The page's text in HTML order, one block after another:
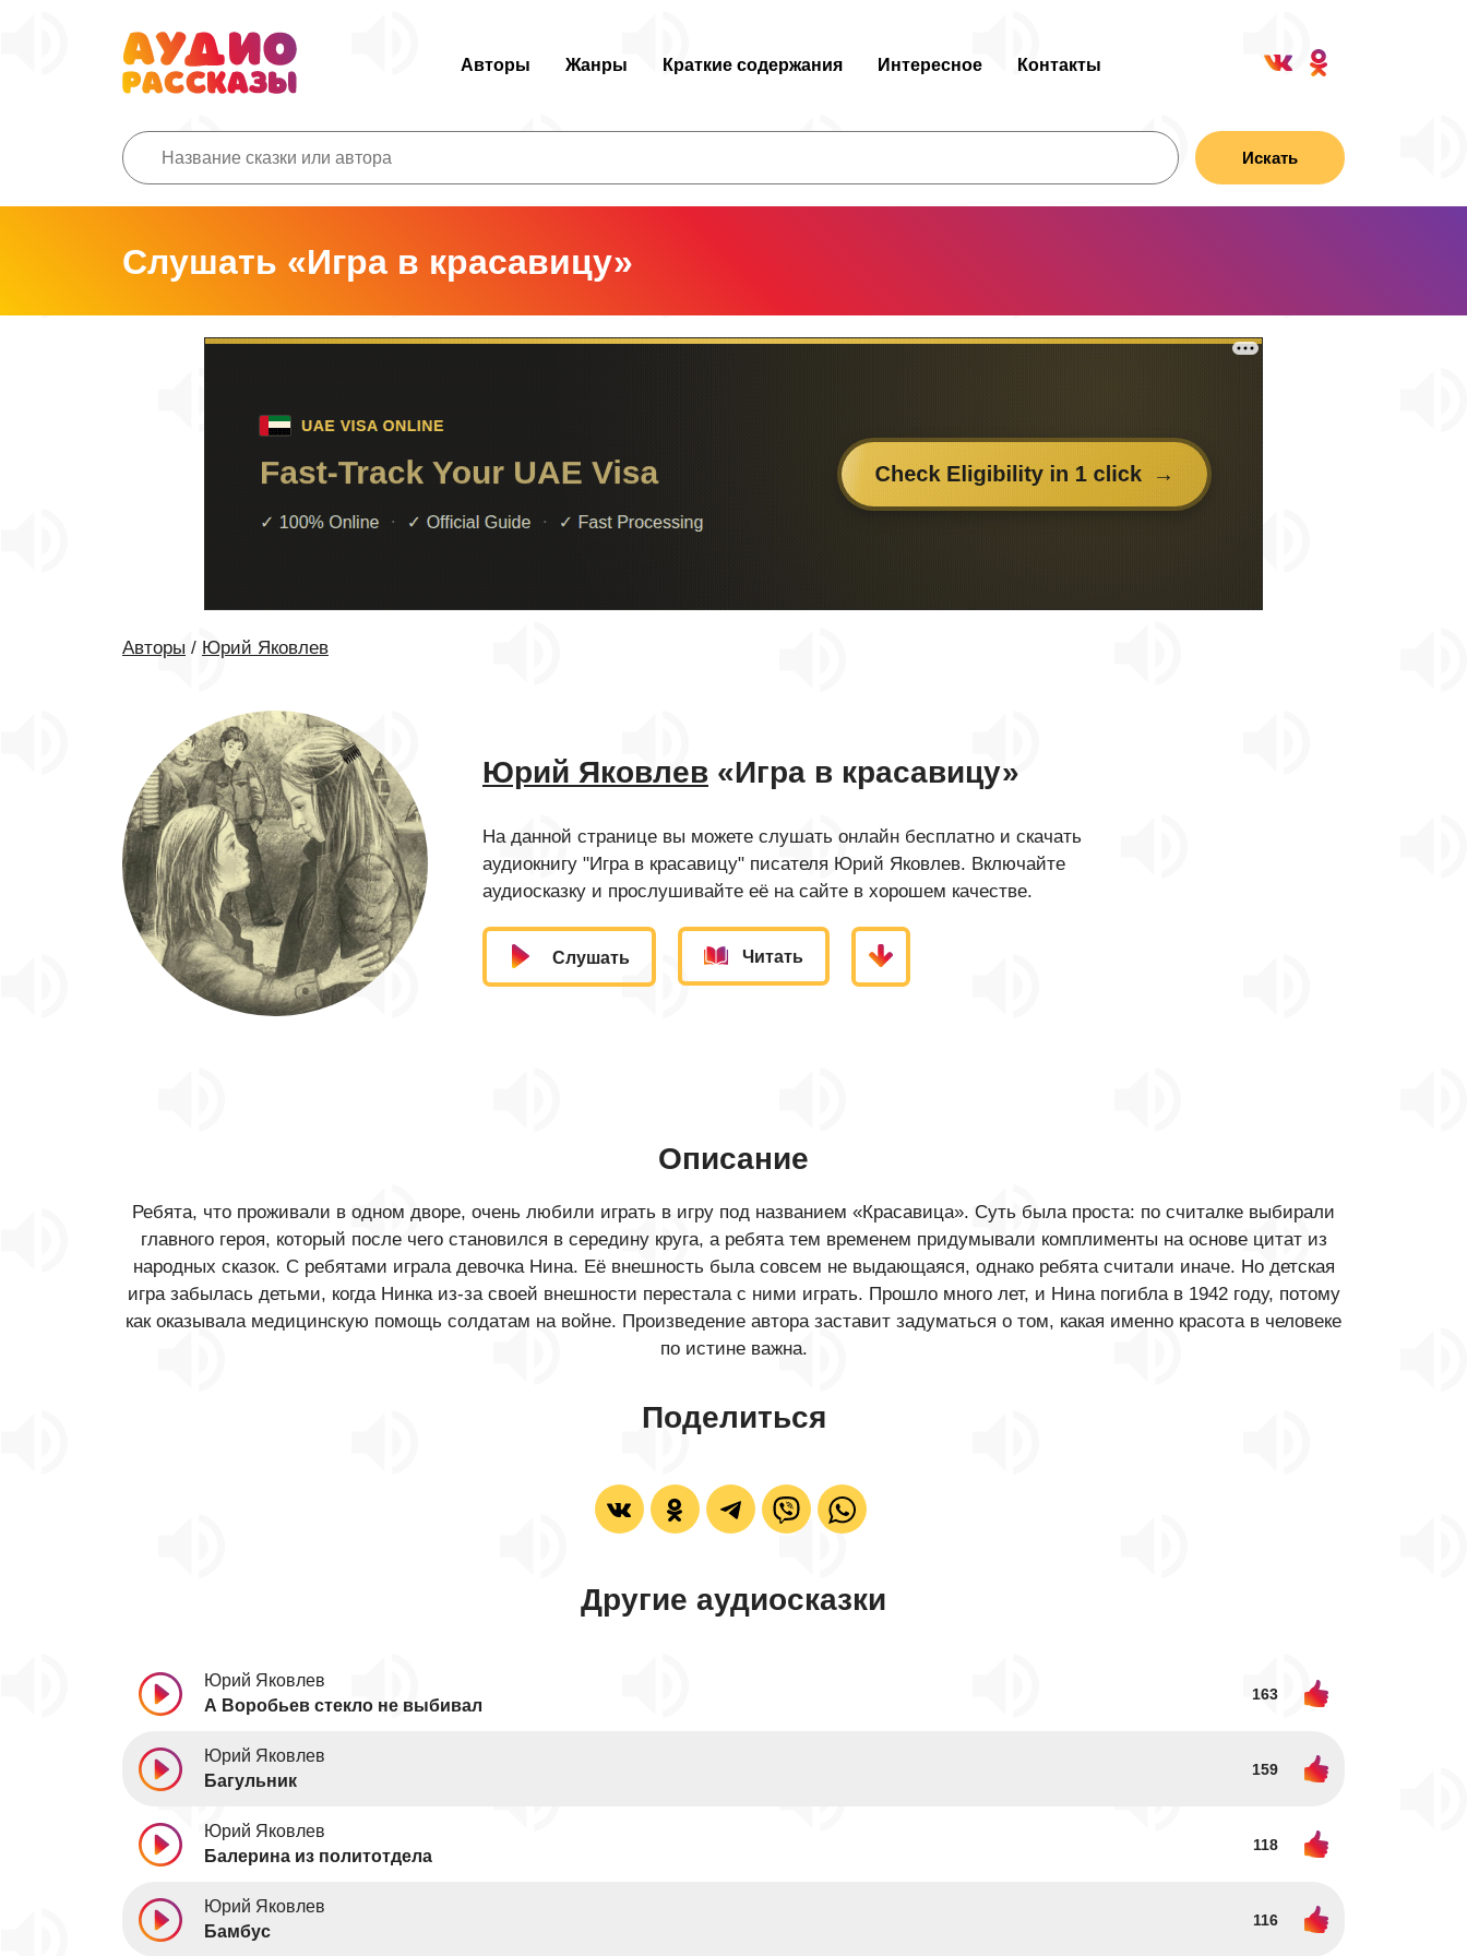
Авторы Жанры Краткие содержания Интересное Контакты
Искать
Слушать «Игра в красавицу»
Авторы / Юрий Яковлев
Юрий Яковлев «Игра в красавицу»
На данной странице вы можете слушать онлайн бесплатно и скачать
аудиокнигу "Игра в красавицу" писателя Юрий Яковлев. Включайте
аудиосказку и прослушивайте её на сайте в хорошем качестве.
Слушать Читать
Описание
Ребята, что проживали в одном дворе, очень любили играть в игру под названием «Красавица». Суть была проста: по считалке выбирали
главного героя, который после чего становился в середину круга, а ребята тем временем придумывали комплименты на основе цитат из
народных сказок. С ребятами играла девочка Нина. Её внешность была совсем не выдающаяся, однако ребята считали иначе. Но детская
игра забылась детьми, когда Нинка из-за своей внешности перестала с ними играть. Прошло много лет, и Нина погибла в 1942 году, потому
как оказывала медицинскую помощь солдатам на войне. Произведение автора заставит задуматься о том, какая именно красота в человеке
по истине важна.
Поделиться
Другие аудиосказки
Юрий Яковлев
А Воробьев стекло не выбивал
163
Юрий Яковлев
Багульник
159
Юрий Яковлев
Балерина из политотдела
118
Юрий Яковлев
Бамбус
116